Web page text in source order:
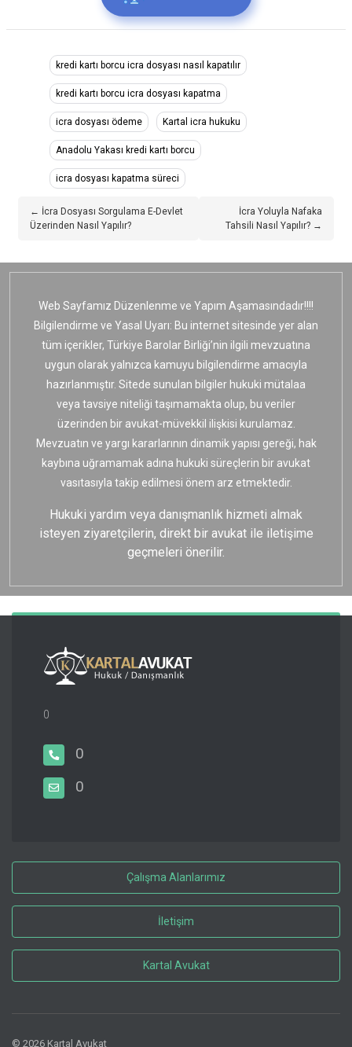
kredi kartı borcu icra dosyası nasıl kapatılır
kredi kartı borcu icra dosyası kapatma
icra dosyası ödeme Kartal icra hukuku
Anadolu Yakası kredi kartı borcu
icra dosyası kapatma süreci
← İcra Dosyası Sorgulama E-Devlet
Üzerinden Nasıl Yapılır?
İcra Yoluyla Nafaka
Tahsili Nasıl Yapılır? →
Web Sayfamız Düzenlenme ve Yapım Aşamasındadır!!!!
Bilgilendirme ve Yasal Uyarı: Bu internet sitesinde yer alan
tüm içerikler, Türkiye Barolar Birliği’nin ilgili mevzuatına
uygun olarak yalnızca kamuyu bilgilendirme amacıyla
hazırlanmıştır. Sitede sunulan bilgiler hukuki mütalaa
veya tavsiye niteliği taşımamakta olup, bu veriler
üzerinden bir avukat-müvekkil ilişkisi kurulamaz.
Mevzuatın ve yargı kararlarının dinamik yapısı gereği, hak
kaybına uğramamak adına hukuki süreçlerin bir avukat
vasıtasıyla takip edilmesi önem arz etmektedir.
Hukuki yardım veya danışmanlık hizmeti almak
isteyen ziyaretçilerin, direkt bir avukat ile iletişime
geçmeleri önerilir.
0
0
0
Çalışma Alanlarımız
İletişim
Kartal Avukat
© 2026 Kartal Avukat